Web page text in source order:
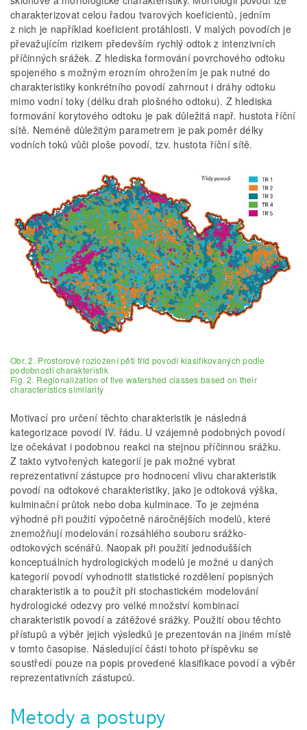
charakterizovat celou řadou tvarových koeficientů, jedním
z nich je například koeficient protáhlosti. V malých povodích je
převažujícím rizikem především rychlý odtok z intenzivních
příčinných srážek. Z hlediska formování povrchového odtoku
spojeného s možným erozním ohrožením je pak nutné do
charakteristiky konkrétního povodí zahrnout i dráhy odtoku
mimo vodní toky (délku drah plošného odtoku). Z hlediska
formování korytového odtoku je pak důležitá např. hustota říční
sítě. Neméně důležitým parametrem je pak poměr délky
vodních toků vůči ploše povodí, tzv. hustota říční sítě.
Obr. 2. Prostorové rozložení pěti tříd povodí klasifikovaných podle
podobnosti charakteristik
Fig. 2. Regionalization of five watershed classes based on their
characteristics similarity
Motivací pro určení těchto charakteristik je následná
kategorizace povodí IV. řádu. U vzájemně podobných povodí
lze očekávat i podobnou reakci na stejnou příčinnou srážku.
Z takto vytvořených kategorií je pak možné vybrat
reprezentativní zástupce pro hodnocení vlivu charakteristik
povodí na odtokové charakteristiky, jako je odtoková výška,
kulminační průtok nebo doba kulminace. To je zejména
výhodné při použití výpočetně náročnějších modelů, které
znemožňují modelování rozsáhlého souboru srážko-
odtokových scénářů. Naopak při použití jednodušších
konceptuálních hydrologických modelů je možné u daných
kategorií povodí vyhodnotit statistické rozdělení popisných
charakteristik a to použít při stochastickém modelování
hydrologické odezvy pro velké množství kombinací
charakteristik povodí a zátěžové srážky. Použití obou těchto
přístupů a výběr jejich výsledků je prezentován na jiném místě
v tomto časopise. Následující části tohoto příspěvku se
soustředí pouze na popis provedené klasifikace povodí a výběr
reprezentativních zástupců.
Metody a postupy